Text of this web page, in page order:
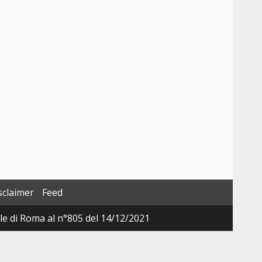
Feed
Roma al n°805 del 14/12/2021